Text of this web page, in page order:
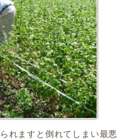
れますと倒れてしまい最悪